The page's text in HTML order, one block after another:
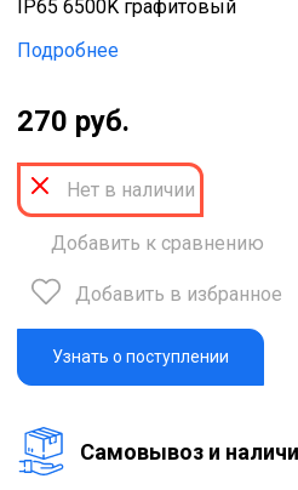
IP65 6500K графитовый
Подробнее
270 руб.
Нет в наличии
Добавить к сравнению
Добавить в избранное
Узнать о поступлении
Cамовывоз и